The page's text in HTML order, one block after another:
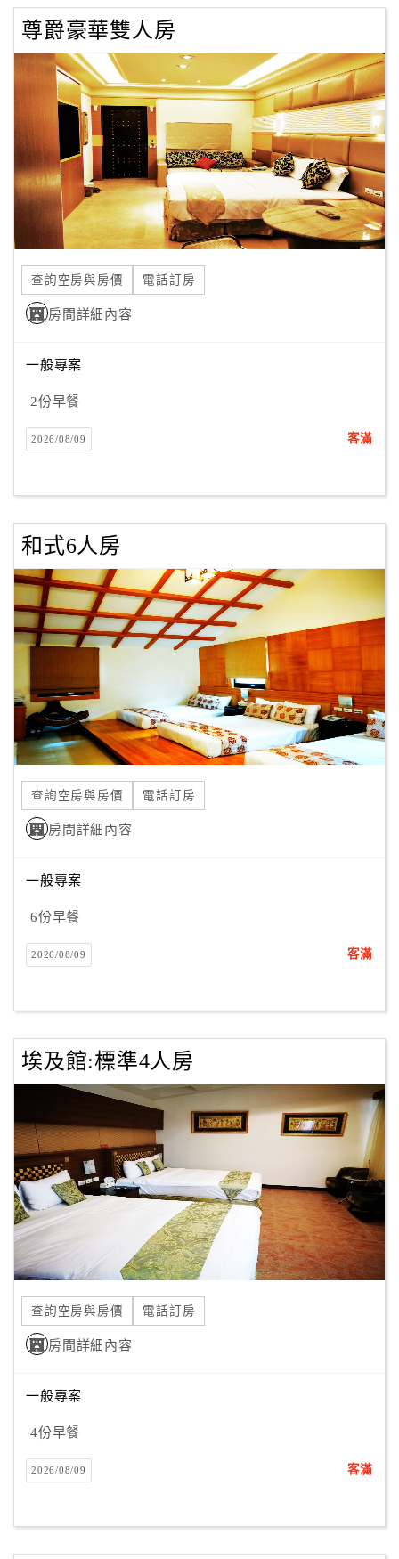
尊爵豪華雙人房
查詢空房與房價 電話訂房
房間詳細內容
一般專案
2份早餐
2026/08/09 客滿
和式6人房
查詢空房與房價 電話訂房
房間詳細內容
一般專案
6份早餐
2026/08/09 客滿
埃及館:標準4人房
查詢空房與房價 電話訂房
房間詳細內容
一般專案
4份早餐
2026/08/09 客滿